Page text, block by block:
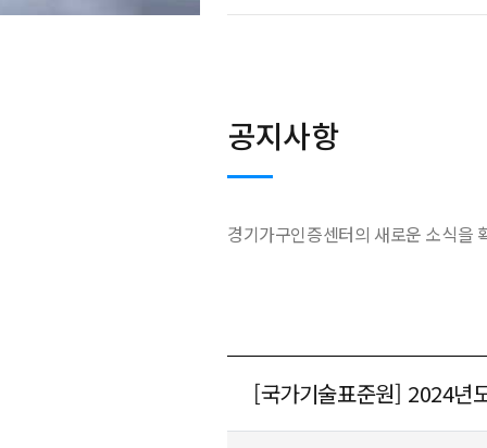
공지사항
경기가구인증센터의 새로운 소식을
[국가기술표준원] 2024년